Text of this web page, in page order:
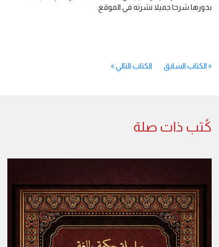
بدورها شرحا جميلا نشرته في الموقع.
«الكتاب السابق الكتاب التالي »
كُتب ذات صلة